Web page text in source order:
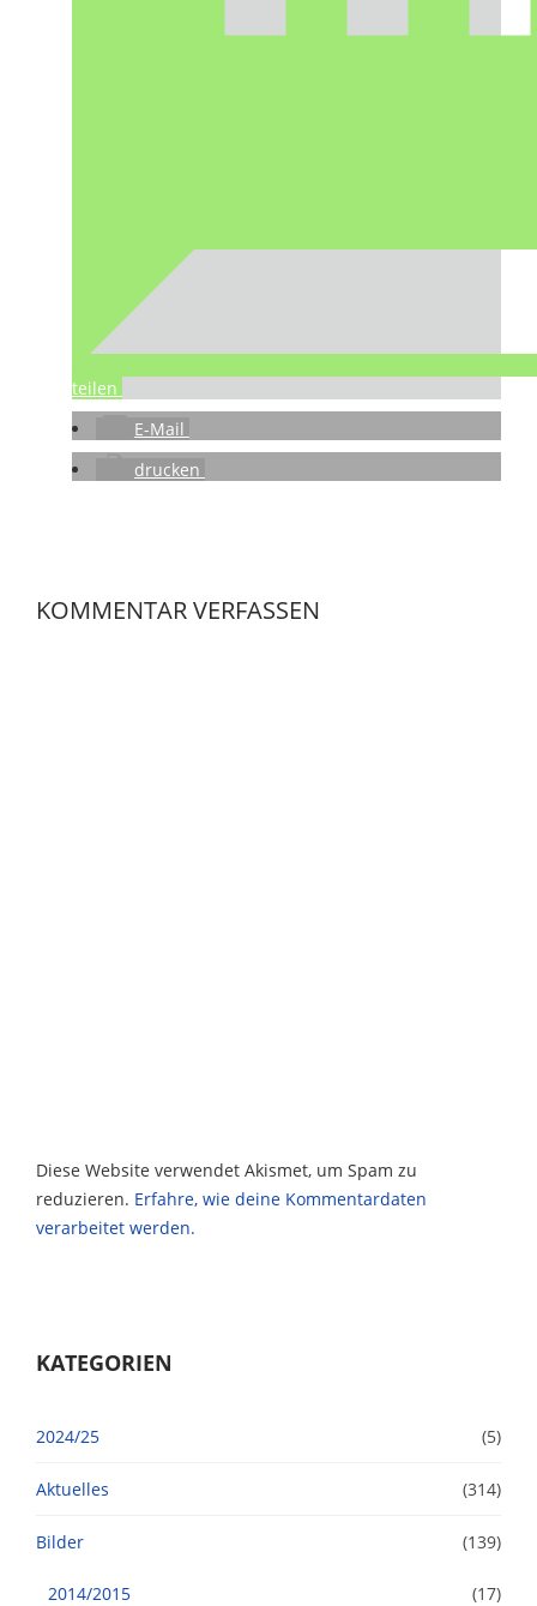
teilen
E-Mail
drucken
KOMMENTAR VERFASSEN
Diese Website verwendet Akismet, um Spam zu
reduzieren. Erfahre, wie deine Kommentardaten
verarbeitet werden.
KATEGORIEN
2024/25 (5)
Aktuelles (314)
Bilder (139)
2014/2015 (17)